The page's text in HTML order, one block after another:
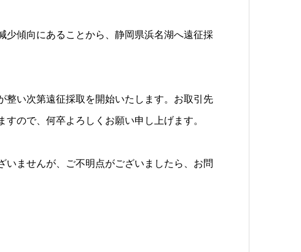
少傾向にあることから、静岡県浜名湖へ遠征採
い次第遠征採取を開始いたします。お取引先
ので、何卒よろしくお願い申し上げます。
ませんが、ご不明点がございましたら、お問